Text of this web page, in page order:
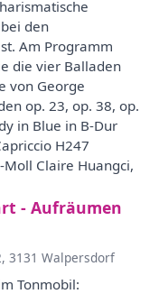
den
Am Programm
die vier Balladen
von George
op. 23, op. 38, op.
in Blue in B-Dur
H247
Claire Huangci,
- Aufräumen
3131 Walpersdorf
Tonmobil: